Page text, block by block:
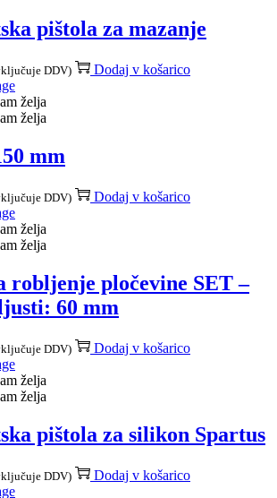
pištola za mazanje
DDV) Dodaj v košarico
želja
želja
mm
DDV) Dodaj v košarico
želja
želja
robljenje pločevine SET –
60 mm
DDV) Dodaj v košarico
želja
želja
pištola za silikon Spartus
DDV) Dodaj v košarico